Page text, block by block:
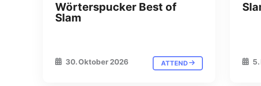
Wörterspucker Best of
Slam
30. Oktober 2026 ATTEND